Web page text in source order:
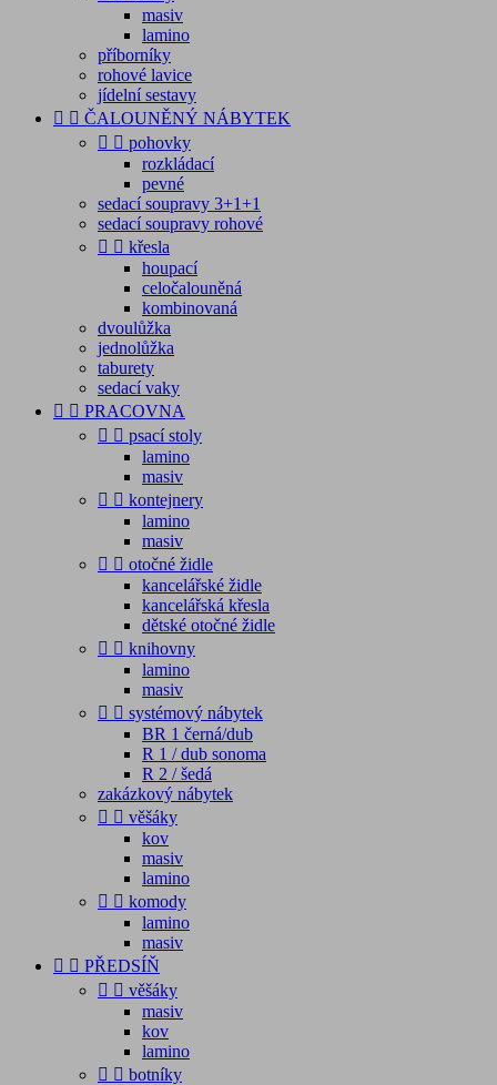
masiv
lamino
příborníky
rohové lavice
jídelní sestavy
  ČALOUNĚNÝ NÁBYTEK
  pohovky
rozkládací
pevné
sedací soupravy 3+1+1
sedací soupravy rohové
  křesla
houpací
celočalouněná
kombinovaná
dvoulůžka
jednolůžka
taburety
sedací vaky
  PRACOVNA
  psací stoly
lamino
masiv
  kontejnery
lamino
masiv
  otočné židle
kancelářské židle
kancelářská křesla
dětské otočné židle
  knihovny
lamino
masiv
  systémový nábytek
BR 1 černá/dub
R 1 / dub sonoma
R 2 / šedá
zakázkový nábytek
  věšáky
kov
masiv
lamino
  komody
lamino
masiv
  PŘEDSÍŇ
  věšáky
masiv
kov
lamino
  botníky